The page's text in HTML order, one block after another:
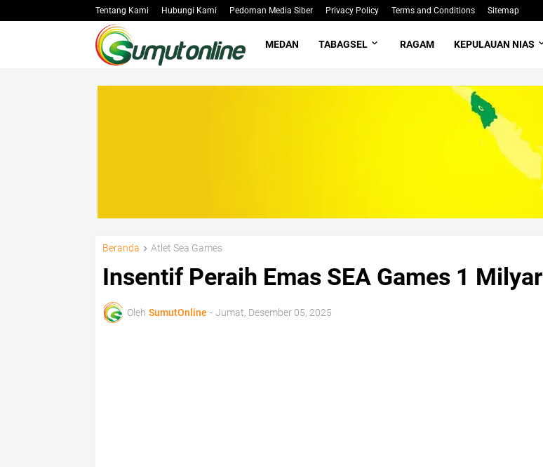
Tentang Kami Hubungi Kami Pedoman Media Siber Privacy Policy Terms and Conditions Sitemap
MEDAN TABAGSEL RAGAM KEPULAUAN NIAS
Beranda Atlet Sea Games
Insentif Peraih Emas SEA Games 1 Milyar
Oleh SumutOnline - Jumat, Desember 05, 2025